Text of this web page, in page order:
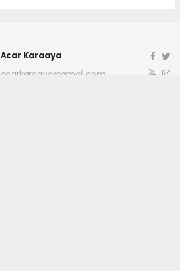
Acar Karaaya
acarkaraaya@gmail.com